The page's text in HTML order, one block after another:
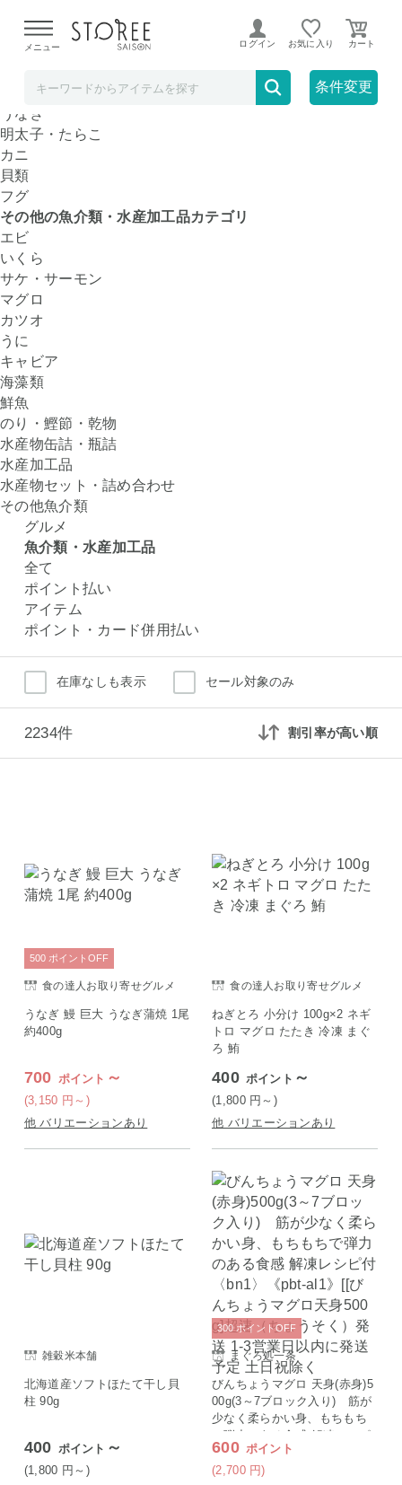
よる配送遅延が発生しております。
メニュー ログイン お気に入り
条件変更
魚介類・水産加工品
うなぎ
明太子・たらこ
カニ
貝類
フグ
その他の魚介類・水産加工品カテゴリ
エビ
いくら
サケ・サーモン
マグロ
カツオ
うに
キャビア
海藻類
鮮魚
のり・鰹節・乾物
水産物缶詰・瓶詰
水産加工品
水産物セット・詰め合わせ
その他魚介類
グルメ
魚介類・水産加工品
全て
ポイント払い
アイテム
ポイント・カード併用払い
在庫なしも表示 セール対象のみ
2234件 割引率が高い順
食の達人お取り寄せグルメ
うなぎ 鰻 巨大 うなぎ蒲焼 1尾
約400g
700 ポイント ～
(3,150 円 ～)
500 ポイント OFF
他 バリエーションあり
食の達人お取り寄せグルメ
ねぎとろ 小分け 100g×2 ネギ
トロ マグロ たたき 冷凍 まぐ
ろ 鮪
400 ポイント ～
(1,800 円 ～)
他 バリエーションあり
雑穀米本舗
北海道産ソフトほたて干し貝
柱 90g
400 ポイント ～
(1,800 円 ～)
まぐろ処一条
びんちょうマグロ 天身(赤身)5
00g(3～7ブロック入り) 筋が
少なく柔らかい身、もちもち
で弾力のある食感 解凍レシピ
付〈bn1〉《pbt-al1》[[びんち
ょうマグロ天身500g]超速（ち
600 ポイント
(2,700 円)
300ポイントOFF